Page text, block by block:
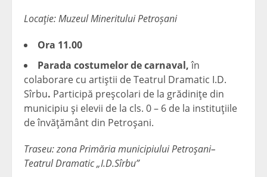
Locaţie: Muzeul Mineritului Petroșani
Ora 11.00
Parada costumelor de carnaval,în
colaborare cu artiştii de Teatrul Dramatic I.D.
Sîrbu. Participă preşcolari de la grădiniţe din
municipiu şi elevii de la cls. 0 – 6 de la instituţiile
de învăţământ din Petroşani.
Traseu: zona Primăria municipiului Petroşani–
Teatrul Dramatic „I.D.Sîrbu”